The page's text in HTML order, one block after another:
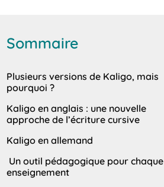
Sommaire
Plusieurs versions de Kaligo, mais
pourquoi ?
Kaligo en anglais : une nouvelle
approche de l’écriture cursive
Kaligo en allemand
Un outil pédagogique pour chaque
enseignement